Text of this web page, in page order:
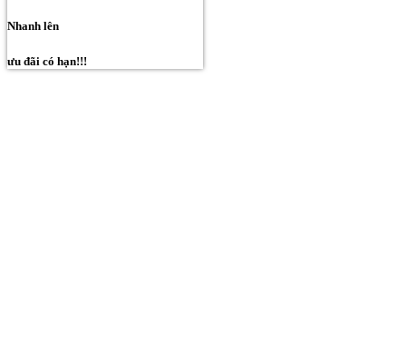
Nhanh lên
ưu đãi có hạn!!!